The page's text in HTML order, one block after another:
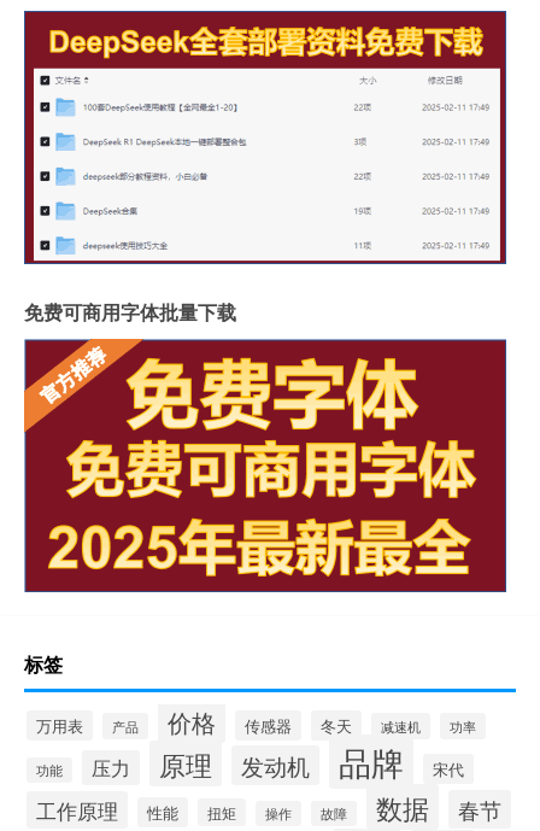
免费可商用字体批量下载
标签
万用表 产品 价格 传感器 冬天 减速机 功率
功能 压力 原理 发动机 品牌 宋代
工作原理 性能 扭矩 操作 故障 数据 春节